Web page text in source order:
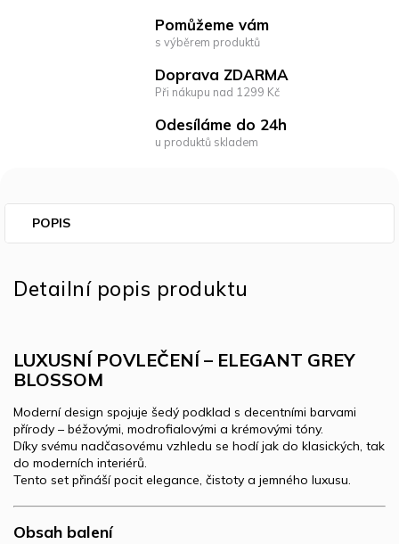
Pomůžeme vám
s výběrem produktů
Doprava ZDARMA
Při nákupu nad 1299 Kč
Odesíláme do 24h
u produktů skladem
POPIS
Detailní popis produktu
LUXUSNÍ POVLEČENÍ – ELEGANT GREY
BLOSSOM
Moderní design spojuje šedý podklad s decentními barvami
přírody – béžovými, modrofialovými a krémovými tóny.
Díky svému nadčasovému vzhledu se hodí jak do klasických, tak
do moderních interiérů.
Tento set přináší pocit elegance, čistoty a jemného luxusu.
Obsah balení